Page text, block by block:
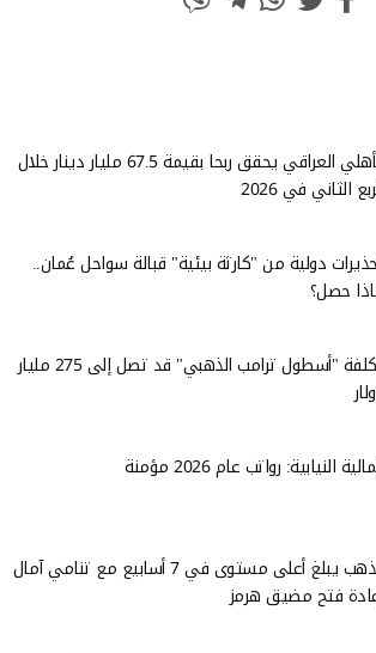
الأهلي العراقي يحقق ربحا بقيمة 67.5 مليار دينار خلال
الثاني في 2026
دولية من "كارثة بيئية" قبالة سواحل عُمان..
حصل؟
تكلفة "أسطول ترامب الذهبي" قد تصل إلى 275 مليار
النيابية: رواتب عام 2026 مؤمنة
الذهب يبلغ أعلى مستوى في 7 أسابيع مع تنامي آمال
فتح مضيق هرمز